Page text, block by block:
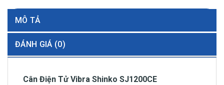
MÔ TẢ
ĐÁNH GIÁ (0)
Cân Điện Tử Vibra Shinko SJ1200CE